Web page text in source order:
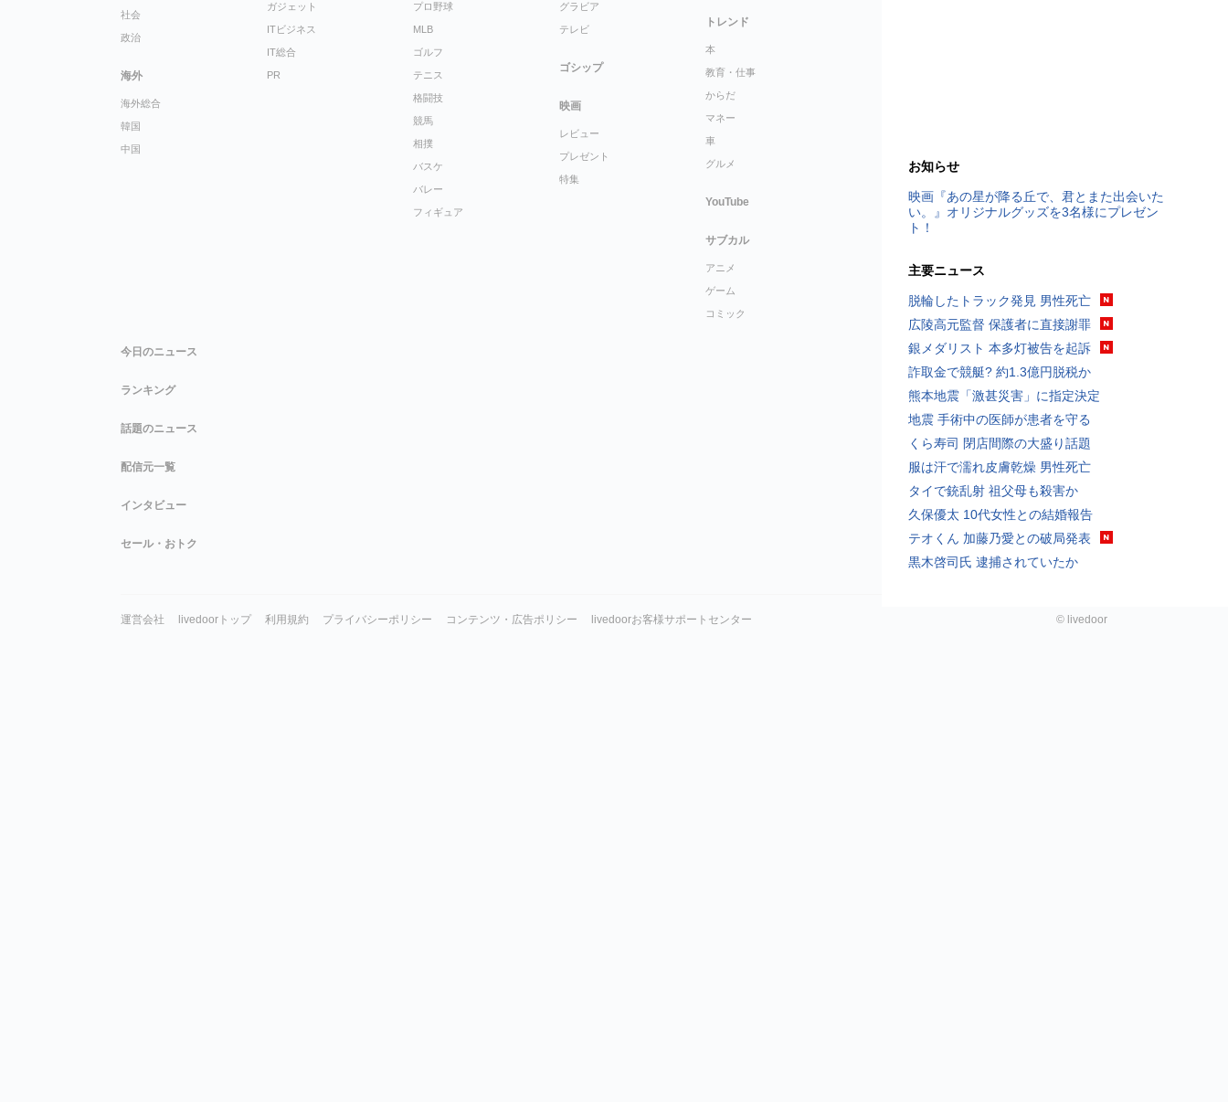
お知らせ
映画『あの星が降る丘で、君とまた出会いた
い。』オリジナルグッズを3名様にプレゼン
ト！
主要ニュース
脱輪したトラック発見 男性死亡
広陵高元監督 保護者に直接謝罪
銀メダリスト 本多灯被告を起訴
詐取金で競艇? 約1.3億円脱税か
熊本地震「激甚災害」に指定決定
地震 手術中の医師が患者を守る
くら寿司 閉店間際の大盛り話題
服は汗で濡れ皮膚乾燥 男性死亡
タイで銃乱射 祖父母も殺害か
久保優太 10代女性との結婚報告
テオくん 加藤乃愛との破局発表
黒木啓司氏 逮捕されていたか
社会
政治
海外
海外総合
韓国
中国
ガジェット
ITビジネス
IT総合
PR
プロ野球
MLB
ゴルフ
テニス
格闘技
競馬
相撲
バスケ
バレー
フィギュア
グラビア
テレビ
ゴシップ
映画
レビュー
プレゼント
特集
トレンド
本
教育・仕事
からだ
マネー
車
グルメ
YouTube
サブカル
アニメ
ゲーム
コミック
今日のニュース
ランキング
話題のニュース
配信元一覧
インタビュー
セール・おトク
運営会社 livedoorトップ 利用規約 プライバシーポリシー コンテンツ・広告ポリシー livedoorお客様サポートセンター © livedoor